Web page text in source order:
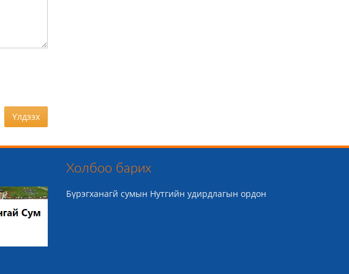
Үлдээх
Холбоо барих
Бүрэгханагй сумын Нутгийн удирдлагын ордон